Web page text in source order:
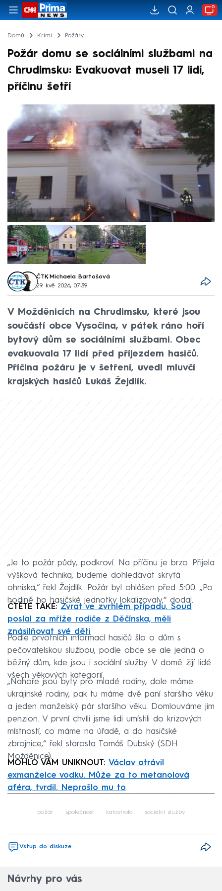
Domů Krimi Požáry
Požár domu se sociálními službami na
Chrudimsku: Evakuovat museli 17 lidí,
příčinu šetří
ČTK, Michaela Bartošová
29. kvě 2026, 07:39
V Možděnicích na Chrudimsku, které jsou
součástí obce Vysočina, v pátek ráno hoří
bytový dům se sociálními službami. Obec
evakuovala 17 lidí před příjezdem hasičů.
Příčina požáru je v šetření, uvedl mluvčí
krajských hasičů Lukáš Žejdlík.
„Je to požár půdy, podkroví. Na příčinu je brzo. Přijela
výšková technika, budeme dohledávat skrytá
ohniska,“ řekl Žejdlík. Požár byl ohlášen před 5:00. „Po
hodině ho hasičské jednotky lokalizovaly,“ dodal.
ČTĚTE TAKÉ: Zvrat ve zvrhlém případu. Soud
poslal za mříže rodiče z Děčínska, měli
znásilňovat své děti
Podle prvotních informací hasičů šlo o dům s
pečovatelskou službou, podle obce se ale jedná o
běžný dům, kde jsou i sociální služby. V domě žijí lidé
všech věkových kategorií.
„Nahoře jsou byty pro mladé rodiny, dole máme
ukrajinské rodiny, pak tu máme dvě paní staršího věku
a jeden manželský pár staršího věku. Domlouváme jim
penzion. V první chvíli jsme lidi umístili do krizových
místností, co máme na úřadě, a do hasičské
zbrojnice,“ řekl starosta Tomáš Dubský (SDH
Možděnice).
MOHLO VÁM UNIKNOUT: Václav otrávil
exmanželce vodku. Může za to metanolová
aféra, tvrdil. Neprošlo mu to
požár společnost katastrofa sociální služby
Vstup do diskuze
Návrhy pro vás